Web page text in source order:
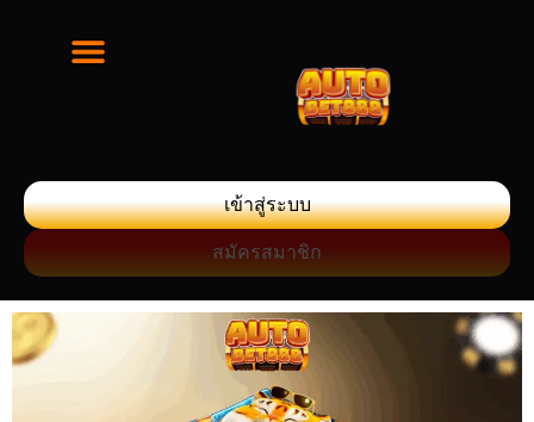
เข้าสู่ระบบ
สมัครสมาชิก